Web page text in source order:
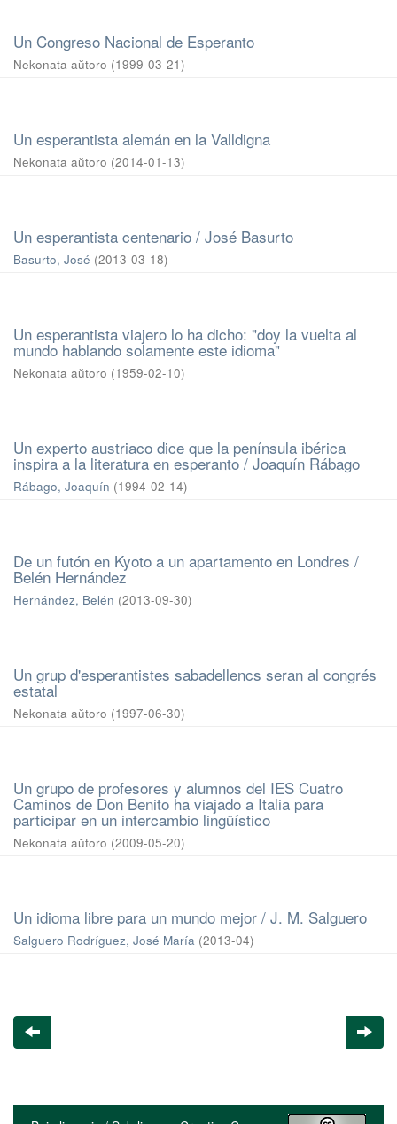
Un Congreso Nacional de Esperanto
Nekonata aŭtoro (1999-03-21)
Un esperantista alemán en la Valldigna
Nekonata aŭtoro (2014-01-13)
Un esperantista centenario / José Basurto
Basurto, José (2013-03-18)
Un esperantista viajero lo ha dicho: "doy la vuelta al
mundo hablando solamente este idioma"
Nekonata aŭtoro (1959-02-10)
Un experto austriaco dice que la península ibérica
inspira a la literatura en esperanto / Joaquín Rábago
Rábago, Joaquín (1994-02-14)
De un futón en Kyoto a un apartamento en Londres /
Belén Hernández
Hernández, Belén (2013-09-30)
Un grup d'esperantistes sabadellencs seran al congrés
estatal
Nekonata aŭtoro (1997-06-30)
Un grupo de profesores y alumnos del IES Cuatro
Caminos de Don Benito ha viajado a Italia para
participar en un intercambio lingüístico
Nekonata aŭtoro (2009-05-20)
Un idioma libre para un mundo mejor / J. M. Salguero
Salguero Rodríguez, José María (2013-04)